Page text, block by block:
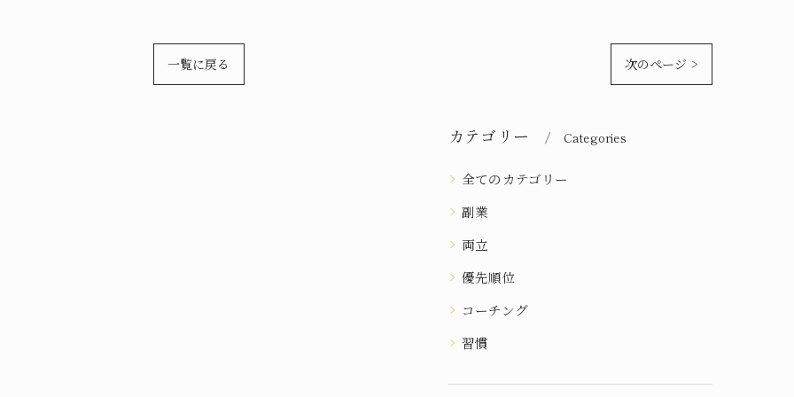
一覧に戻る 次のページ >
カテゴリー Categories
全てのカテゴリー
副業
両立
優先順位
コーチング
習慣